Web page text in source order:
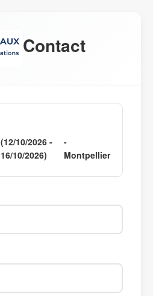
Contact
(12/10/2026 -
16/10/2026)
-
Montpellier